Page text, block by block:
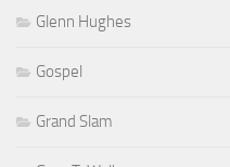
Glenn Hughes
Gospel
Grand Slam